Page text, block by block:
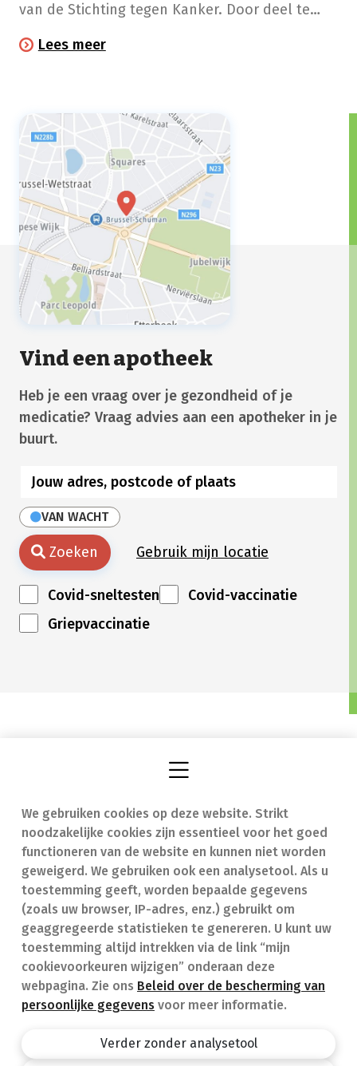
We gebruiken cookies op deze website. Strikt
noodzakelijke cookies zijn essentieel voor het goed
functioneren van de website en kunnen niet worden
geweigerd. We gebruiken ook een analysetool. Als u
toestemming geeft, worden bepaalde gegevens
(zoals uw browser, IP-adres, enz.) gebruikt om
geaggregeerde statistieken te genereren. U kunt uw
toestemming altijd intrekken via de link “mijn
cookievoorkeuren wijzigen” onderaan deze
webpagina. Zie ons Beleid over de bescherming van
persoonlijke gegevens voor meer informatie.
Verder zonder analysetool
van de Stichting tegen Kanker. Door deel te
kansen om definitief te stoppen met roken
Lees meer
Vind een apotheek
Heb je een vraag over je gezondheid of je
medicatie? Vraag advies aan een apotheker in je
buurt.
VAN WACHT
Zoeken Gebruik mijn locatie
Covid-sneltesten
Covid-vaccinatie
Griepvaccinatie
Vind een apotheek
Onze expertise
Ziekten
Geneesmiddelen
In geval van nood
Contact
Veelgestelde vragen
(FAQ)
Apotheek.be
Privacy policy